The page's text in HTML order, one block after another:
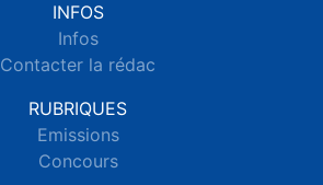
INFOS
Infos
Contacter la rédac
RUBRIQUES
Emissions
Concours